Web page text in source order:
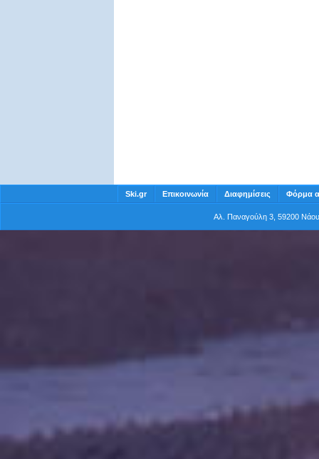
Ski.gr Επικοινωνία Διαφημίσεις Φόρμα
Αλ. Παναγούλη 3, 59200